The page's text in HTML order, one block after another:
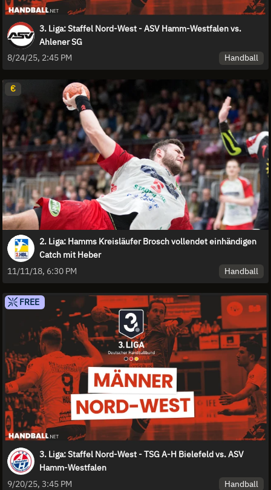
3. Liga: Staffel Nord-West - ASV Hamm-Westfalen vs.
Ahlener SG
8/24/25, 2:45 PM
Handball
€
2. Liga: Hamms Kreisläufer Brosch vollendet einhändigen
Catch mit Heber
11/11/18, 6:30 PM
Handball
FREE
3. Liga: Staffel Nord-West - TSG A-H Bielefeld vs. ASV
Hamm-Westfalen
9/20/25, 3:45 PM
Handball